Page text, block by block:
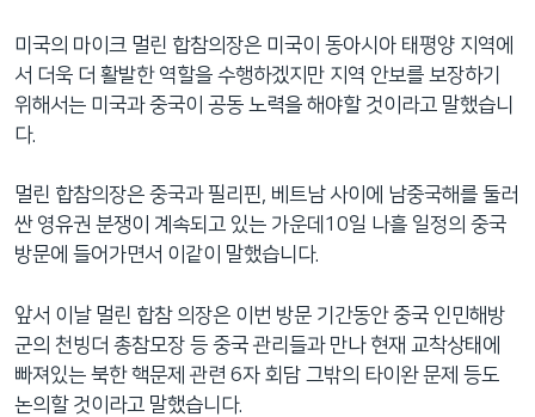
션
로
이
검
색
으
이
미국의 마이크 멀린 합참의장은 미국이 동아시아 태평양 지역에
서 더욱 더 활발한 역할을 수행하겠지만 지역 안보를 보장하기
위해서는 미국과 중국이 공동 노력을 해야할 것이라고 말했습니
다.
멀린 합참의장은 중국과 필리핀, 베트남 사이에 남중국해를 둘러
싼 영유권 분쟁이 계속되고 있는 가운데10일 나흘 일정의 중국
방문에 들어가면서 이같이 말했습니다.
앞서 이날 멀린 합참 의장은 이번 방문 기간동안 중국 인민해방
군의 천빙더 총참모장 등 중국 관리들과 만나 현재 교착상태에
빠져있는 북한 핵문제 관련 6자 회담 그밖의 타이완 문제 등도
논의할 것이라고 말했습니다.